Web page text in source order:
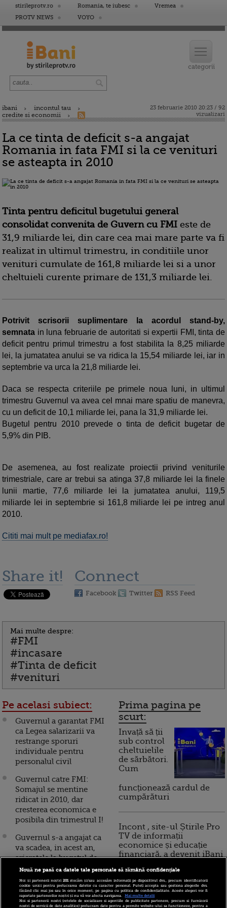
stirileprotv.ro Romania, te iubesc
Vremea
PROTV NEWS
VOYO
ibani
incontul tau
credite si economii
23 februarie 2010 20:23 / 92
vizualizari
La ce tinta de deficit s-a angajat
Romania in fata FMI si la ce venituri
se asteapta in 2010
Tinta pentru deficitul bugetului general
consolidat convenita de Guvern cu FMI este de
31,9 miliarde lei, din care cea mai mare parte va fi
realizat in ultimul trimestru, in conditiile unor
venituri cumulate de 161,8 miliarde lei si a unor
cheltuieli curente primare de 131,3 miliarde lei.
Potrivit scrisorii suplimentare la acordul stand-by,
semnata in luna februarie de autoritati si expertii FMI, tinta de
deficit pentru primul trimestru a fost stabilita la 8,25 miliarde
lei, la jumatatea anului se va ridica la 15,54 miliarde lei, iar in
septembrie va urca la 21,8 miliarde lei.
Daca se respecta criteriile pe primele noua luni, in ultimul
trimestru Guvernul va avea cel mnai mare spatiu de manevra,
cu un deficit de 10,1 miliarde lei, pana la 31,9 miliarde lei.
Bugetul pentru 2010 prevede o tinta de deficit bugetar de
5,9% din PIB.
De asemenea, au fost realizate proiectii privind veniturile
trimestriale, care ar trebui sa atinga 37,8 miliarde lei la finele
lunii martie, 77,6 miliarde lei la jumatatea anului, 119,5
miliarde lei in septembrie si 161,8 miliarde lei pe intreg anul
2010.
Cititi mai mult pe mediafax.ro!
Share it! Connect
Facebook Twitter RSS Feed
Mai multe despre:
#FMI
#incasare
#Tinta de deficit
#venituri
Pe acelasi subiect:
Guvernul a garantat FMI
ca Legea salarizarii va
restrange sporuri
individuale pentru
personalul civil
Guvernul catre FMI:
Somajul se mentine
ridicat in 2010, dar
cresterea economica e
posibila din trimestrul I!
Guvernul s-a angajat ca
va scadea, in acest an,
arieratele la bugetul de
stat de la 1,5 miliarde lei
la 480 de milioane lei
Guvernul s-a obligat in
fata FMI sa reduca
Prima pagina pe
scurt:
Invață să ții
sub control
cheltuielile
de sărbători.
Cum
funcționează cardul de
cumpărături
Incont , site-ul Știrile Pro
TV de informații
economice și educație
financiară, a devenit iBani
10 reguli pentru decizii
financiare inteligente
Nouă ne pasă ca datele tale personale să rămână confidențiale
Noi și partenerii noștri201stocăm și/sau accesăm informații pe dispozitivul dvs., precum identificatorii
cookie unici pentru prelucrarea datelor cu caracter personal. Puteți accepta sau gestiona alegerile dvs.
făcând clic mai jos sau în orice moment, pe pagina cu politica de confidențialitate. Aceste alegeri vor fi
raportate partenerilor noștri și nu vă vor afecta navigarea.
Mai multe detalii
Noi si partenerii nostri (retelele de socializare si agentiile de publicitate partenere, precum si furnizorii
nostri de servicii de date analitice) prelucram date pentru a permite website-ului sa functioneze, pentru a